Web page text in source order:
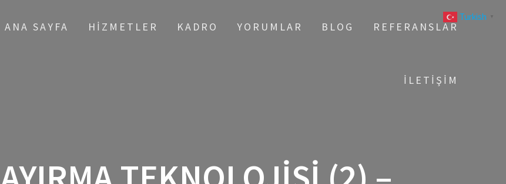
ANA SAYFA HIZMETLER KADRO YORUMLAR BLOG REFERANSLAR
İLETIŞIM
Turkish ▼